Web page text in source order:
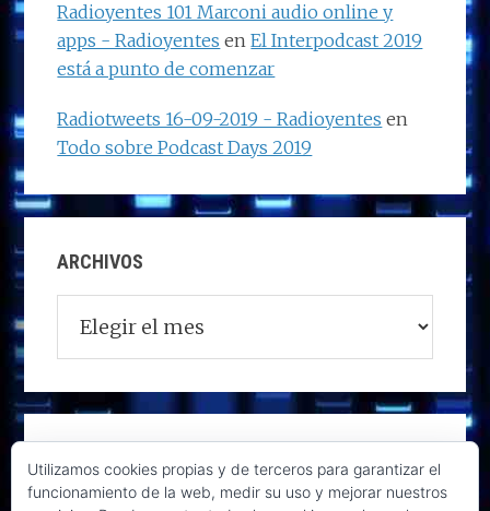
Radioyentes 101 Marconi audio online y
apps - Radioyentes enEl Interpodcast 2019
está a punto de comenzar
Radiotweets 16-09-2019 - Radioyentes en
Todo sobre Podcast Days 2019
ARCHIVOS
Utilizamos cookies propias y de terceros para garantizar el
funcionamiento de la web, medir su uso y mejorar nuestros